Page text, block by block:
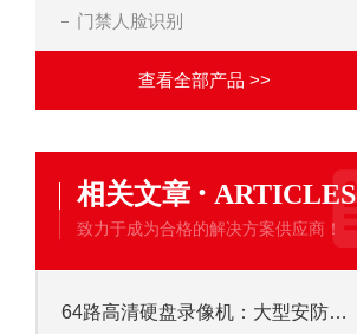
门禁人脸识别
查看全部产品 >>
相关文章 · ARTICLES
致力于成为合格的解决方案供应商！
64路高清硬盘录像机：大型安防监控系统的核心存储解决方案